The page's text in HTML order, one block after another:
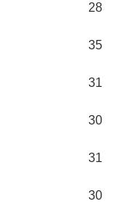
28
35
31
30
31
30